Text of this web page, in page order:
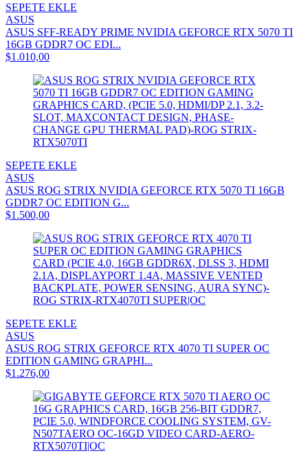
SEPETE EKLE
ASUS
ASUS SFF-READY PRIME NVIDIA GEFORCE RTX 5070 TI
16GB GDDR7 OC EDI...
$1.010,00
SEPETE EKLE
ASUS
ASUS ROG STRIX NVIDIA GEFORCE RTX 5070 TI 16GB
GDDR7 OC EDITION G...
$1.500,00
SEPETE EKLE
ASUS
ASUS ROG STRIX GEFORCE RTX 4070 TI SUPER OC
EDITION GAMING GRAPHI...
$1.276,00